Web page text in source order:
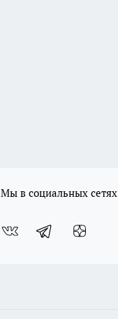
Мы в социальных сетях